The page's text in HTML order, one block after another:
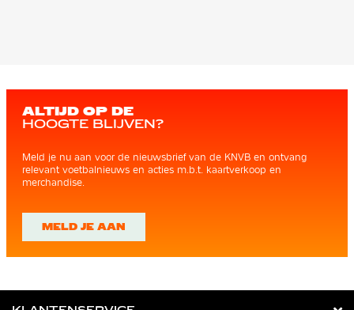
ALTIJD OP DE
HOOGTE BLIJVEN?
Meld je nu aan voor de nieuwsbrief van de KNVB en ontvang
relevant voetbalnieuws en acties m.b.t. kaartverkoop en
merchandise.
MELD JE AAN